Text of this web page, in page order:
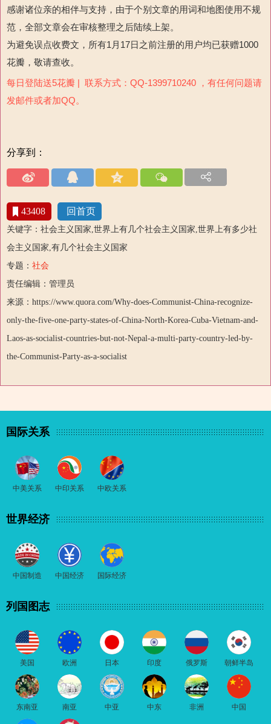
感谢诸位亲的相伴与支持，由于个别文章的用词和地图使用不规
范，全部文章会在审核整理之后陆续上架。
为避免误点收费文，所有1月17日之前注册的用户均已获赠1000
花瓣，敬请查收。
每日登陆送5花瓣 | 联系方式：QQ-1399710240 ，有任何问题请
发邮件或者加QQ。
分享到：
43408 回首页
关键字：社会主义国家,世界上有几个社会主义国家,世界上有多少社
会主义国家,有几个社会主义国家
专题： 社会
责任编辑：管理员
来源：https://www.quora.com/Why-does-Communist-China-recognize-
only-the-five-one-party-states-of-China-North-Korea-Cuba-Vietnam-and-
Laos-as-socialist-countries-but-not-Nepal-a-multi-party-country-led-by-
the-Communist-Party-as-a-socialist
国际关系
中美关系 中印关系 中欧关系
世界经济
中国制造 中国经济 国际经济
列国图志
美国 欧洲 日本 印度 俄罗斯 朝鲜半岛
东南亚 南亚 中亚 中东 非洲 中国